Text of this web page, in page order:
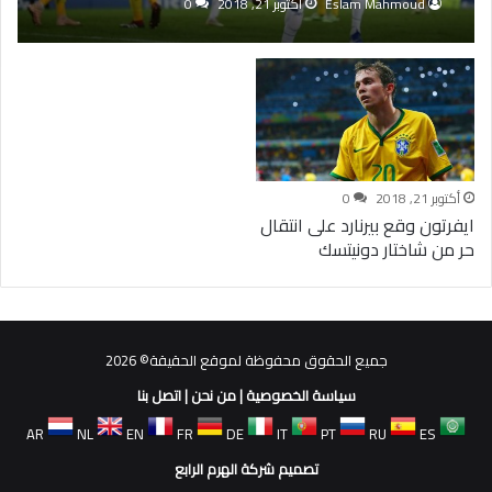
أكتوبر 21, 2018 0
ايفرتون وقع بيرنارد على انتقال
حر من شاختار دونيتسك
جميع الحقوق محفوظة لموقع الحقيقة© 2026
سياسة الخصوصية|من نحن|اتصل بنا
AR
NL EN FR DE IT PT RU
ES
تصميم شركة الهرم الرابع